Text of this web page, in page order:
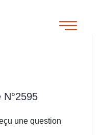
une question